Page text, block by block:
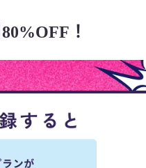
！